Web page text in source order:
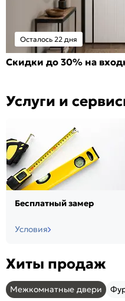
Осталось 22 дня
Скидки до 30% на
Услуги и
Бесплатный замер
Условия
Хиты продаж
Межкомнатные двери